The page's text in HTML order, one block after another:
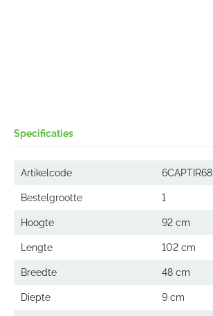
Specificaties
Artikelcode 6CAPTIR68
Bestelgrootte 1
Hoogte 92 cm
Lengte 102 cm
Breedte 48 cm
Diepte 9 cm